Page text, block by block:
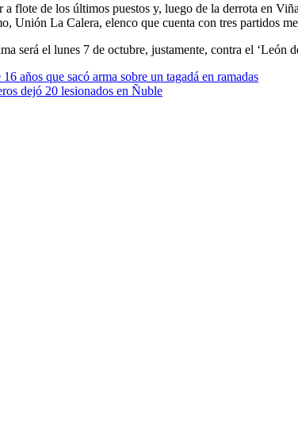
flote de los últimos puestos y, luego de la derrota en
Unión La Calera, elenco que cuenta con tres partidos
será el lunes 7 de octubre, justamente, contra el ‘León
años que sacó arma sobre un tagadá en ramadas
dejó 20 lesionados en Ñuble